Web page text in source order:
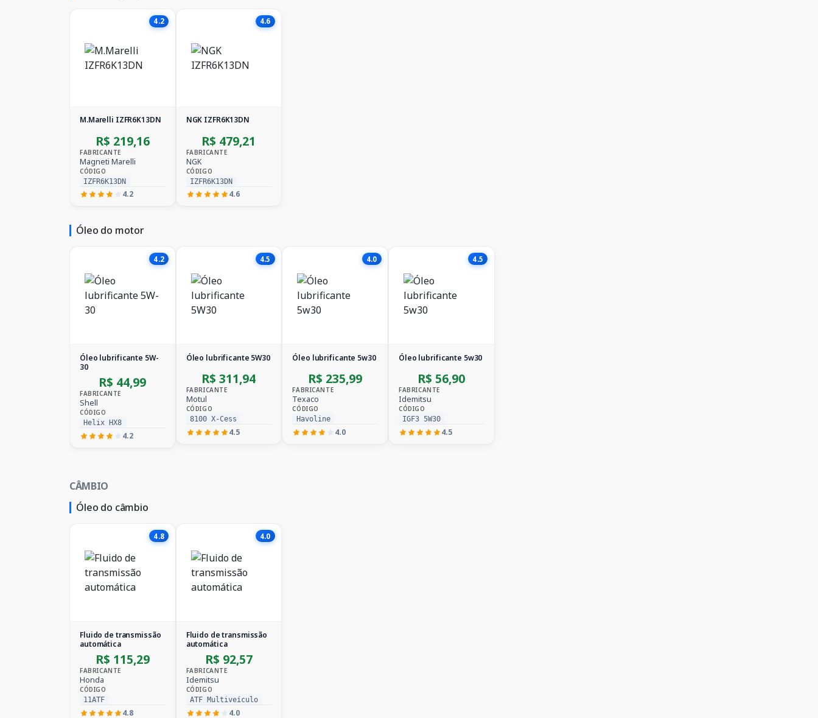
4.2
M.Marelli IZFR6K13DN
R$ 219,16
FABRICANTE
Magneti Marelli
CÓDIGO
IZFR6K13DN
4.2
4.6
NGK IZFR6K13DN
R$ 479,21
FABRICANTE
NGK
CÓDIGO
IZFR6K13DN
4.6
Óleo do motor
4.2
Óleo lubrificante 5W-
30
R$ 44,99
FABRICANTE
Shell
CÓDIGO
Helix HX8
4.2
4.5
Óleo lubrificante 5W30
R$ 311,94
FABRICANTE
Motul
CÓDIGO
8100 X-Cess
4.5
4.0
Óleo lubrificante 5w30
R$ 235,99
FABRICANTE
Texaco
CÓDIGO
Havoline
4.0
4.5
Óleo lubrificante 5w30
R$ 56,90
FABRICANTE
Idemitsu
CÓDIGO
IGF3 5W30
4.5
CÂMBIO
Óleo do câmbio
4.8
Fluido de transmissão
automática
R$ 115,29
FABRICANTE
Honda
CÓDIGO
11ATF
4.8
4.0
Fluido de transmissão
automática
R$ 92,57
FABRICANTE
Idemitsu
CÓDIGO
ATF Multiveículo
4.0